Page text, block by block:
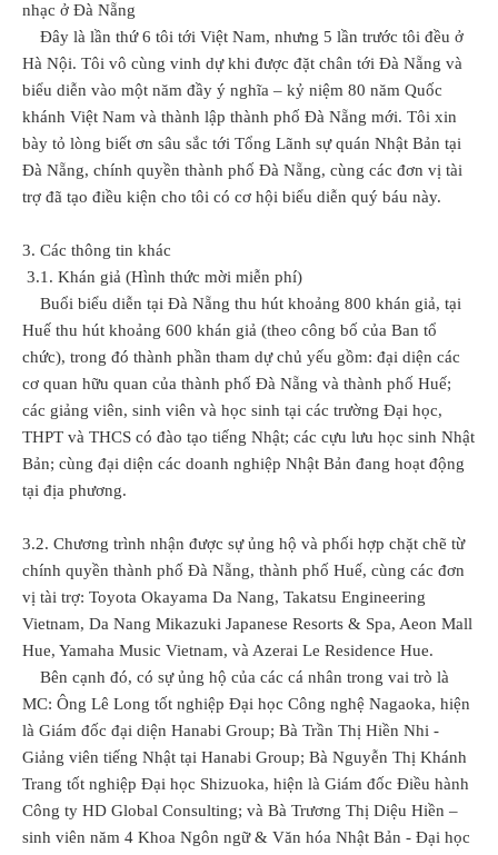
nhạc ở Đà Nẵng
Đây là lần thứ 6 tôi tới Việt Nam, nhưng 5 lần trước tôi đều ở
Hà Nội. Tôi vô cùng vinh dự khi được đặt chân tới Đà Nẵng và
biểu diễn vào một năm đầy ý nghĩa – kỷ niệm 80 năm Quốc
khánh Việt Nam và thành lập thành phố Đà Nẵng mới. Tôi xin
bày tỏ lòng biết ơn sâu sắc tới Tổng Lãnh sự quán Nhật Bản tại
Đà Nẵng, chính quyền thành phố Đà Nẵng, cùng các đơn vị tài
trợ đã tạo điều kiện cho tôi có cơ hội biểu diễn quý báu này.
3. Các thông tin khác
3.1. Khán giả (Hình thức mời miễn phí)
Buổi biểu diễn tại Đà Nẵng thu hút khoảng 800 khán giả, tại
Huế thu hút khoảng 600 khán giả (theo công bố của Ban tổ
chức), trong đó thành phần tham dự chủ yếu gồm: đại diện các
cơ quan hữu quan của thành phố Đà Nẵng và thành phố Huế;
các giảng viên, sinh viên và học sinh tại các trường Đại học,
THPT và THCS có đào tạo tiếng Nhật; các cựu lưu học sinh Nhật
Bản; cùng đại diện các doanh nghiệp Nhật Bản đang hoạt động
tại địa phương.
3.2. Chương trình nhận được sự ủng hộ và phối hợp chặt chẽ từ
chính quyền thành phố Đà Nẵng, thành phố Huế, cùng các đơn
vị tài trợ: Toyota Okayama Da Nang, Takatsu Engineering
Vietnam, Da Nang Mikazuki Japanese Resorts & Spa, Aeon Mall
Hue, Yamaha Music Vietnam, và Azerai Le Residence Hue.
Bên cạnh đó, có sự ủng hộ của các cá nhân trong vai trò là
MC: Ông Lê Long tốt nghiệp Đại học Công nghệ Nagaoka, hiện
là Giám đốc đại diện Hanabi Group; Bà Trần Thị Hiền Nhi -
Giảng viên tiếng Nhật tại Hanabi Group; Bà Nguyễn Thị Khánh
Trang tốt nghiệp Đại học Shizuoka, hiện là Giám đốc Điều hành
Công ty HD Global Consulting; và Bà Trương Thị Diệu Hiền –
sinh viên năm 4 Khoa Ngôn ngữ & Văn hóa Nhật Bản - Đại học